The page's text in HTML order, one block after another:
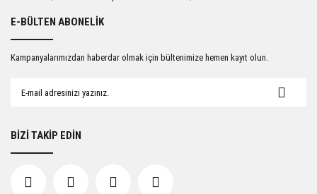
Gönder
E-BÜLTEN ABONELİK
Kampanyalarımızdan haberdar olmak için bültenimize hemen kayıt olun.
BİZİ TAKİP EDİN